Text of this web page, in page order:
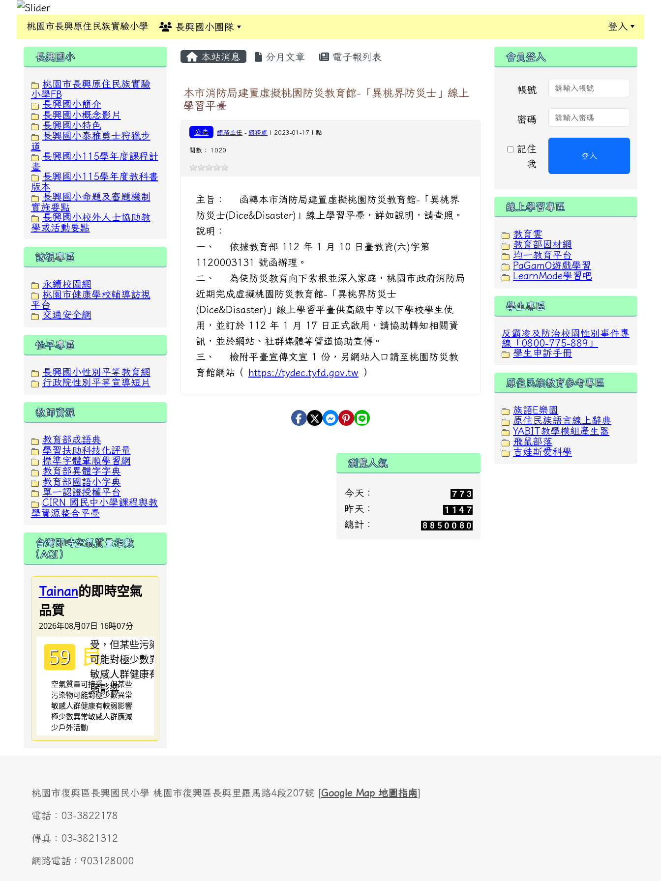
桃園市長興原住民族實驗小學 長興國小團隊 登入
本站消息 分月文章 電子報列表
本市消防局建置虛擬桃園防災教育館-「異桃界防災士」線上
學習平臺
公告 總務主任 - 總務處 | 2023-01-17 | 點
閱數： 1020
主旨： 函轉本市消防局建置虛擬桃園防災教育館-「異桃界
防災士(Dice&Disaster)」線上學習平臺，詳如說明，請查照。
說明：
一、 依據教育部 112 年 1 月 10 日臺教資(六)字第
1120003131 號函辦理。
二、 為使防災教育向下紮根並深入家庭，桃園市政府消防局
近期完成虛擬桃園防災教育館-「異桃界防災士
(Dice&Disaster)」線上學習平臺供高級中等以下學校學生使
用，並訂於 112 年 1 月 17 日正式啟用，請協助轉知相關資
訊，並於網站、社群媒體等管道協助宣傳。
三、 檢附平臺宣傳文宣 1 份，另網站入口請至桃園防災教
育館網站（
https://tydec.tyfd.gov.tw ）
瀏覽人氣
今天：
昨天：
總計：
:::
長興國小
桃園市長興原住民族實驗
小學FB
長興國小簡介
長興國小概念影片
長興國小特色
長興國小泰雅勇士狩獵步
道
長興國小115學年度課程計
畫
長興國小115學年度教科書
版本
長興國小命題及審題機制
實施要點
長興國小校外人士協助教
學或活動要點
訪視專區
永續校園網
桃園市健康學校輔導訪視
平台
交通安全網
性平專區
長興國小性別平等教育網
行政院性別平等宣導短片
教師資源
教育部成語典
學習扶助科技化評量
標準字體筆順學習網
教育部異體字字典
教育部國語小字典
單一認證授權平台
CIRN 國民中小學課程與教
學資源整合平臺
台灣即時空氣質量指數
（AQI）
Tainan的即時空氣
品質
2026年08月07日 16時07分
59 良
空氣質量可接受，但某些
污染物可能對極少數異常
敏感人群健康有較弱影響
極少數異常敏感人群應減
少戶外活動
:::
會員登入
帳號
密碼
記住
我
登入
線上學習專區
教育雲
教育部因材網
均一教育平台
PaGamO遊戲學習
LearnMode學習吧
學生專區
反霸凌及防治校園性別事件專
線「0800-775-889」
學生申訴手冊
原住民族教育參考專區
族語E樂園
原住民族語言線上辭典
YABIT教學模組產生器
飛鼠部落
吉娃斯愛科學
桃園市復興區長興國民小學 桃園市復興區長興里羅馬路4段207號 [Google Map 地圖指南]
電話：03-3822178
傳真：03-3821312
網路電話：903128000